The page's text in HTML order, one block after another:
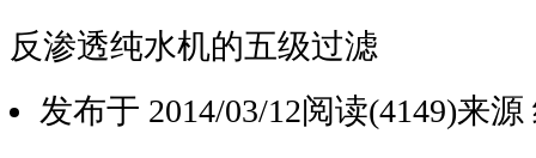
反渗透纯水机的五级过滤
发布于 2014/03/12阅读(4149)来源